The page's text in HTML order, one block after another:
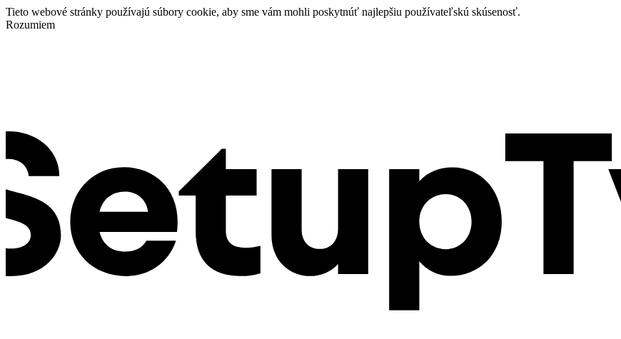
Tieto webové stránky používajú súbory cookie, aby sme vám mohli poskytnúť najlepšiu používateľskú skúsenosť.
Rozumiem